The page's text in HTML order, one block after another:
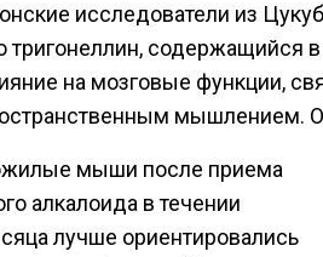
исследователи из
тригонеллин, содержащийся
на мозговые функции,
мышлением.
мыши после приема
алкалоида в течении
лучше ориентировались